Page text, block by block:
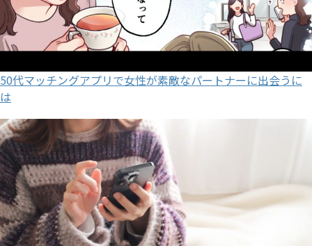
50代マッチングアプリで女性が素敵なパートナーに出会うに
は